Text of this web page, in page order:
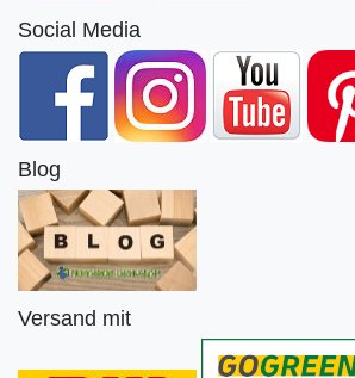
Social Media
Blog
Versand mit